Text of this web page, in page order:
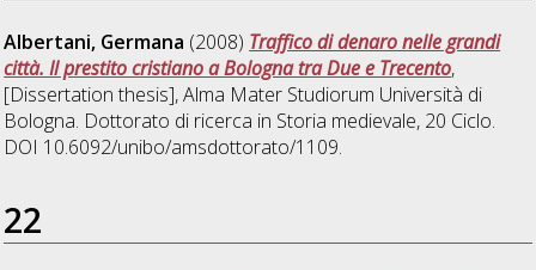
Albertani, Germana (2008) Traffico di denaro nelle grandi
città. Il prestito cristiano a Bologna tra Due e Trecento,
[Dissertation thesis], Alma Mater Studiorum Università di
Bologna. Dottorato di ricerca in Storia medievale, 20 Ciclo.
DOI 10.6092/unibo/amsdottorato/1109.
22